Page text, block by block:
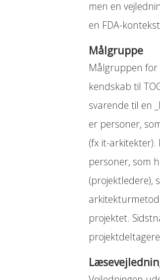
men en
en FDA-
Målgruppe
Målgruppen
kendskab til
svarende til en
er personer,
(fx it-
personer, som
(projektledere),
projektet.